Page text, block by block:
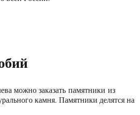
можно заказать памятники из
камня. Памятники делятся на